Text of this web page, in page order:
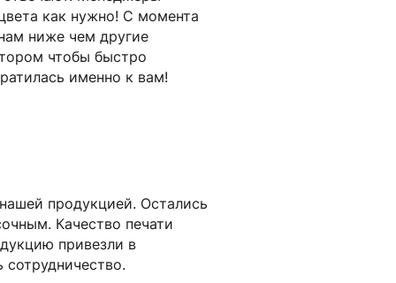
как нужно! С момента
ниже чем другие
чтобы быстро
именно к вам!
продукцией. Остались
Качество печати
привезли в